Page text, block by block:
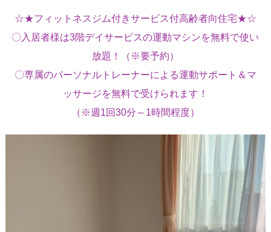
☆★フィットネスジム付きサービス付高齢者向住宅★☆
〇入居者様は3階デイサービスの運動マシンを無料で使い
放題！（※要予約）
〇専属のパーソナルトレーナーによる運動サポート＆マ
ッサージを無料で受けられます！
（※週1回30分～1時間程度）